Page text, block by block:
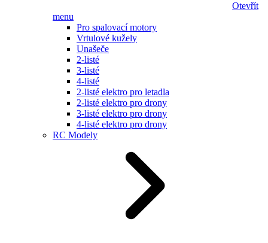
Otevřít
menu
Pro spalovací motory
Vrtulové kužely
Unašeče
2-listé
3-listé
4-listé
2-listé elektro pro letadla
2-listé elektro pro drony
3-listé elektro pro drony
4-listé elektro pro drony
RC Modely